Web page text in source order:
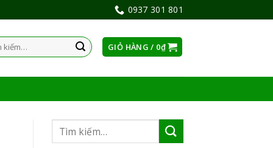
0937 301 801
GIỎ HÀNG / 0₫